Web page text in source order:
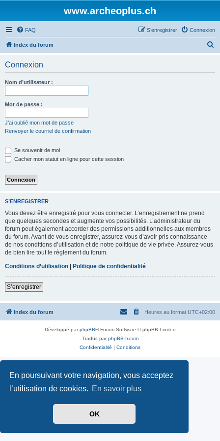
En poursuivant votre navigation, vous acceptez
l’utilisation de cookies. En savoir plus
OK
www.archeoplus.ch
FAQ Connexion
S’enregistrer
Index du forum
Connexion
Nom d’utilisateur :
Mot de passe :
J’ai oublié mon mot de passe
Renvoyer le courriel de confirmation
Se souvenir de moi
Cacher mon statut en ligne pour cette session
S’ENREGISTRER
Vous devez être enregistré pour vous connecter. L’enregistrement ne prend
que quelques secondes et augmente vos possibilités. L’administrateur du
forum peut également accorder des permissions additionnelles aux membres
du forum. Avant de vous enregistrer, assurez-vous d’avoir pris connaissance
de nos conditions d’utilisation et de notre politique de vie privée. Assurez-vous
de bien lire tout le règlement du forum.
Conditions d’utilisation | Politique de confidentialité
S’enregistrer
Index du forum Heures au format UTC+02:00
Développé parphpBB® Forum Software © phpBB Limited
Traduit parphpBB-fr.com
Confidentialité | Conditions